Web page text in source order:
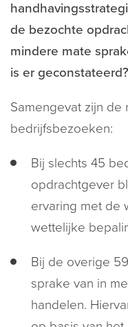
de bezochte
mindere mate
is er geconstateerd?
Samengevat zijn de
bedrijfsbezoeken:
Bij slechts 45
opdrachtgever
ervaring met de
wettelijke
Bij de overige
sprake van in
handelen.